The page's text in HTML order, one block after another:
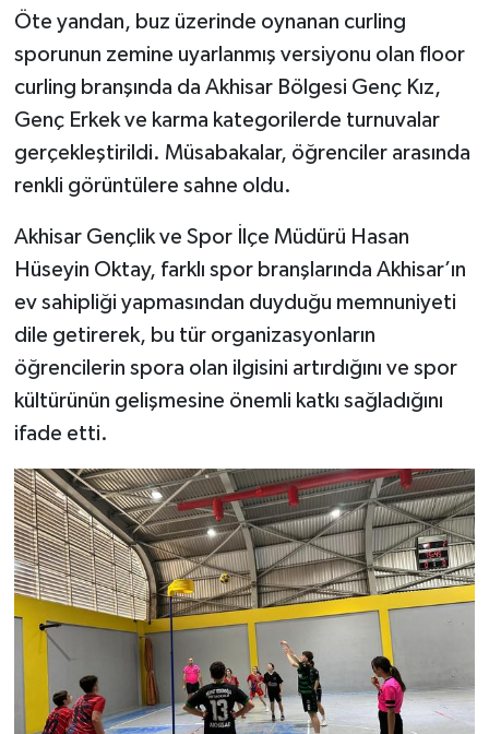
Öte yandan, buz üzerinde oynanan curling
sporunun zemine uyarlanmış versiyonu olan floor
curling branşında da Akhisar Bölgesi Genç Kız,
Genç Erkek ve karma kategorilerde turnuvalar
gerçekleştirildi. Müsabakalar, öğrenciler arasında
renkli görüntülere sahne oldu.
Akhisar Gençlik ve Spor İlçe Müdürü Hasan
Hüseyin Oktay, farklı spor branşlarında Akhisar’ın
ev sahipliği yapmasından duyduğu memnuniyeti
dile getirerek, bu tür organizasyonların
öğrencilerin spora olan ilgisini artırdığını ve spor
kültürünün gelişmesine önemli katkı sağladığını
ifade etti.